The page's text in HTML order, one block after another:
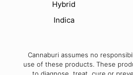
Hybrid
Indica
Cannaburi assumes no
use of these products. These